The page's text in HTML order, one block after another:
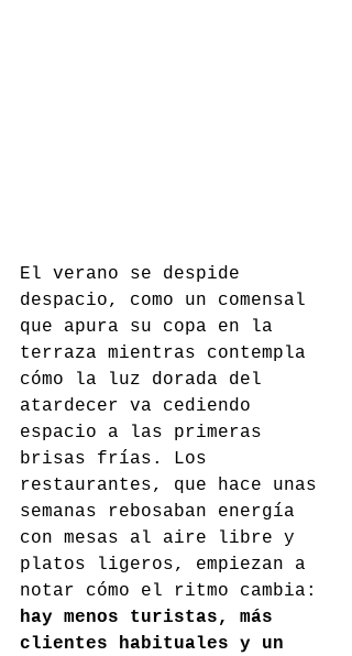
El verano se despide
despacio, como un comensal
que apura su copa en la
terraza mientras contempla
cómo la luz dorada del
atardecer va cediendo
espacio a las primeras
brisas frías. Los
restaurantes, que hace unas
semanas rebosaban energía
con mesas al aire libre y
platos ligeros, empiezan a
notar cómo el ritmo cambia:
hay menos turistas, más
clientes habituales y un